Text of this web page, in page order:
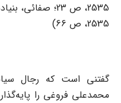
2535، ص 23؛
2535، ص 66)
گفتنی است که رجال
محمدعلی فروغی را